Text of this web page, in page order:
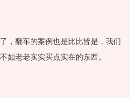
，翻车的案例也是比比皆是，我们
如老老实实买点实在的东西。